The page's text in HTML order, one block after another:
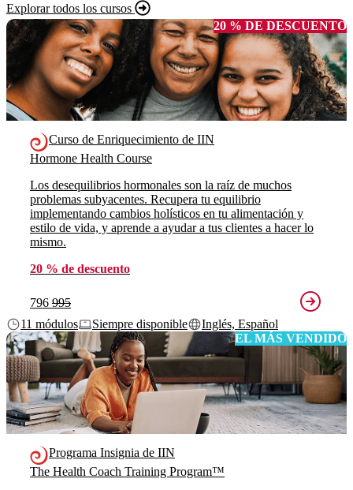
Explorar todos los cursos
20 % DE DESCUENTO
Curso de Enriquecimiento de IIN
Hormone Health Course
Los desequilibrios hormonales son la raíz de muchos
problemas subyacentes. Recupera tu equilibrio
implementando cambios holísticos en tu alimentación y
estilo de vida, y aprende a ayudar a tus clientes a hacer lo
mismo.
20 % de descuento
796 995
11 módulos
Siempre disponible
Inglés, Español
EL MÁS VENDIDO
Programa Insignia de IIN
The Health Coach Training Program™